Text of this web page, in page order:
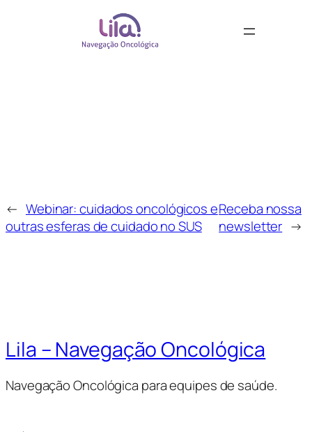
← Webinar: cuidados oncológicos e
outras esferas de cuidado no SUS
Receba nossa
newsletter →
Lila – Navegação Oncológica
Navegação Oncológica para equipes de saúde.